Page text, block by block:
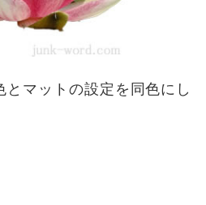
マットの設定を同色にし